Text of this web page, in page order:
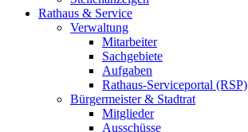
Rathaus & Service
Verwaltung
Mitarbeiter
Sachgebiete
Aufgaben
Rathaus-Serviceportal (RSP)
Bürgermeister & Stadtrat
Mitglieder
Ausschüsse